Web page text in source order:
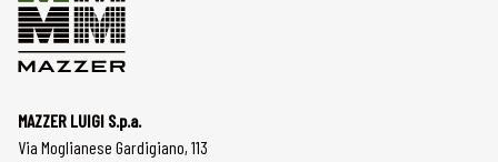
MAZZER LUIGI S.p.a.
Via Moglianese Gardigiano, 113